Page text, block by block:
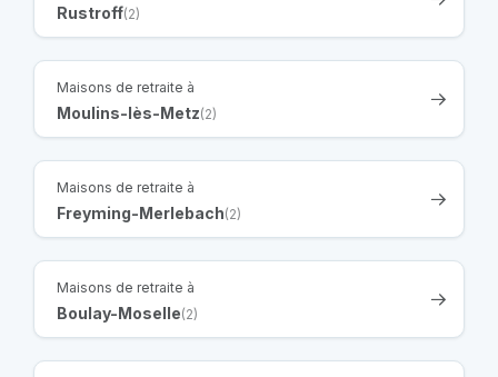
Rustroff(2)
Maisons de retraite à
Moulins-lès-Metz(2)
Maisons de retraite à
Freyming-Merlebach(2)
Maisons de retraite à
Boulay-Moselle(2)